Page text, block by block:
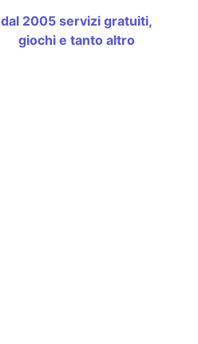
dal 2005 servizi gratuiti,
giochi e tanto altro